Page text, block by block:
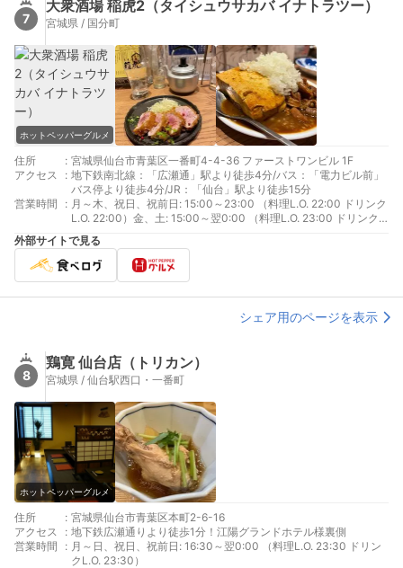
7
大衆酒場 稲虎2（タイシュウサカバ イナトラツー）
宮城県 / 国分町
ホットペッパーグルメ
住所 : 宮城県仙台市青葉区一番町4-4-36 ファーストワンビル 1F
アクセス
: 地下鉄南北線：「広瀬通」駅より徒歩4分/バス：「電力ビル前」
バス停より徒歩4分/JR：「仙台」駅より徒歩15分
営業時間
: 月～木、祝日、祝前日: 15:00～23:00 （料理L.O. 22:00 ドリンク
L.O. 22:00）金、土: 15:00～翌0:00 （料理L.O. 23:00 ドリンク
L.O. 23:00）日: 15:00～22:00 （料理L.O. 21:00 ドリンクL.O.
21:00）
外部サイトで見る
シェア用のページを表示
8
鶏寛 仙台店（トリカン）
宮城県 / 仙台駅西口・一番町
ホットペッパーグルメ
住所 : 宮城県仙台市青葉区本町2-6-16
アクセス
: 地下鉄広瀬通りより徒歩1分！江陽グランドホテル様裏側
営業時間
: 月～日、祝日、祝前日: 16:30～翌0:00 （料理L.O. 23:30 ドリン
クL.O. 23:30）